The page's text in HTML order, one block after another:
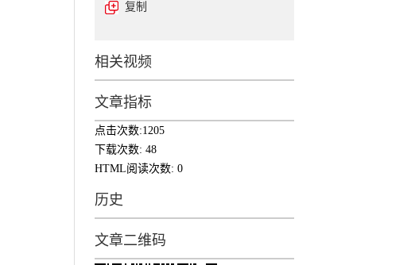
复制
相关视频
文章指标
点击次数:1205
下载次数: 48
HTML阅读次数: 0
历史
文章二维码